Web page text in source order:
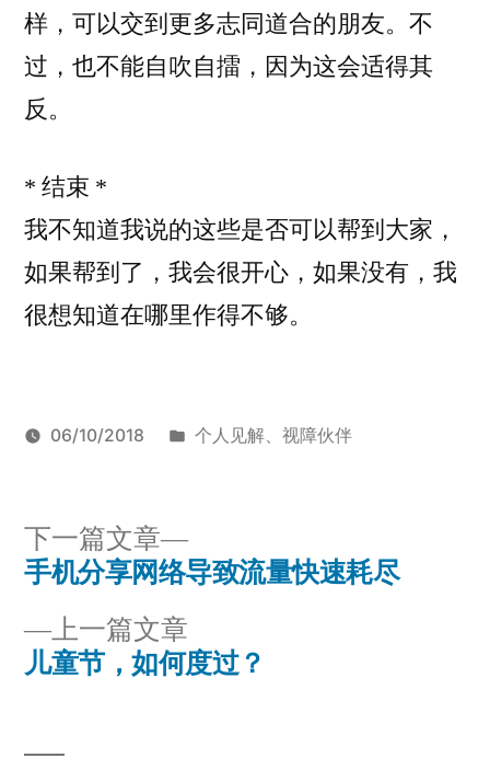
样，可以交到更多志同道合的朋友。不
过，也不能自吹自擂，因为这会适得其
反。
* 结束 *
我不知道我说的这些是否可以帮到大家，
如果帮到了，我会很开心，如果没有，我
很想知道在哪里作得不够。
者：
06/10/2018
发
个人见解、 视障伙伴
学、
视
文
章
导
航
上一篇文章
一
儿童节，如何度过？
下一篇文章
下
一
章：
手机分享网络导致流量快速耗尽